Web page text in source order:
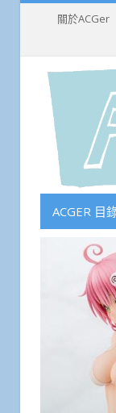
關於ACGer
ACGER 目